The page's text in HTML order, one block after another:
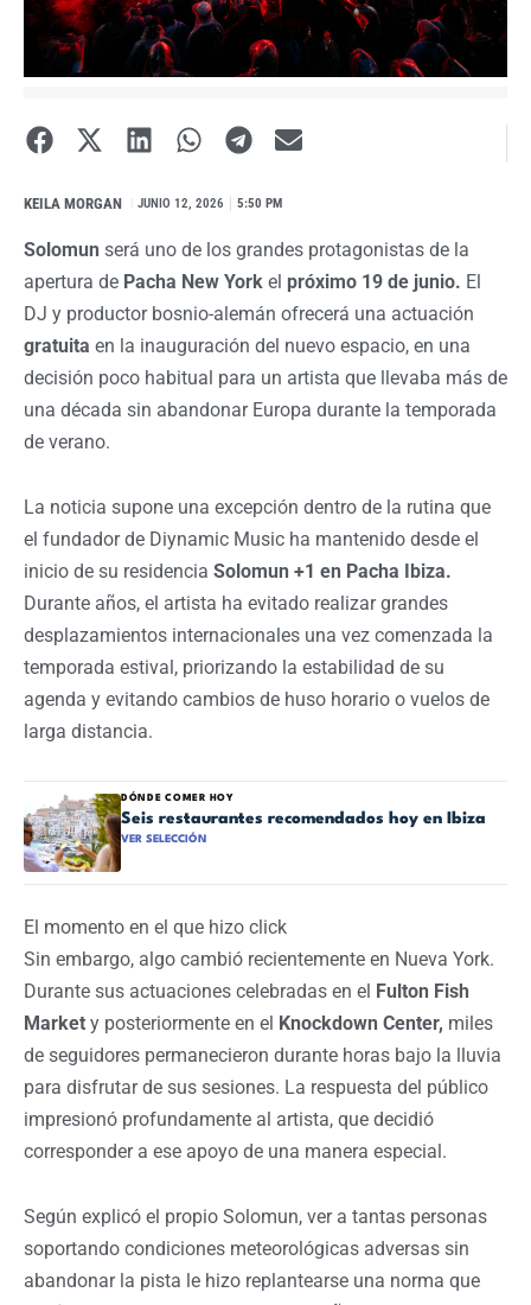
KEILA MORGAN JUNIO 12, 2026 5:50 PM
Solomun será uno de los grandes protagonistas de la
apertura de Pacha New York el próximo 19 de junio. El
DJ y productor bosnio-alemán ofrecerá una actuación
gratuita en la inauguración del nuevo espacio, en una
decisión poco habitual para un artista que llevaba más de
una década sin abandonar Europa durante la temporada
de verano.
La noticia supone una excepción dentro de la rutina que
el fundador de Diynamic Music ha mantenido desde el
inicio de su residencia Solomun +1 en Pacha Ibiza.
Durante años, el artista ha evitado realizar grandes
desplazamientos internacionales una vez comenzada la
temporada estival, priorizando la estabilidad de su
agenda y evitando cambios de huso horario o vuelos de
larga distancia.
DÓNDE COMER HOY
Seis restaurantes recomendados hoy en Ibiza
VER SELECCIÓN
El momento en el que hizo click
Sin embargo, algo cambió recientemente en Nueva York.
Durante sus actuaciones celebradas en el Fulton Fish
Market y posteriormente en el Knockdown Center, miles
de seguidores permanecieron durante horas bajo la lluvia
para disfrutar de sus sesiones. La respuesta del público
impresionó profundamente al artista, que decidió
corresponder a ese apoyo de una manera especial.
Según explicó el propio Solomun, ver a tantas personas
soportando condiciones meteorológicas adversas sin
abandonar la pista le hizo replantearse una norma que